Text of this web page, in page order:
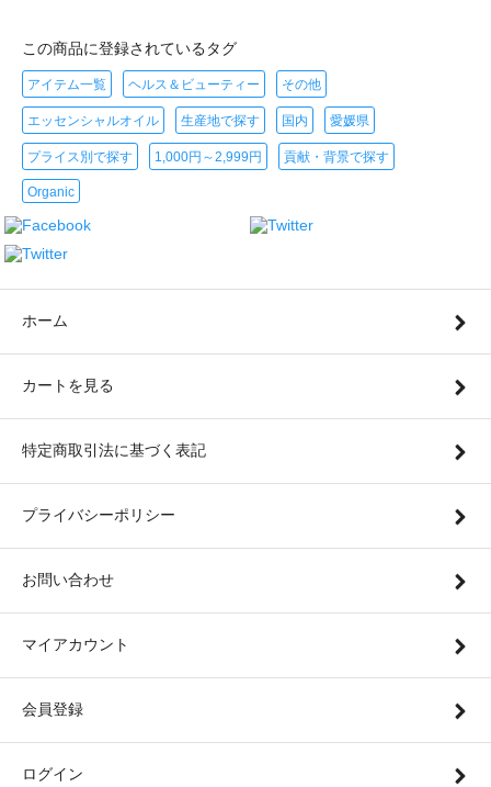
この商品に登録されているタグ
アイテム一覧 ヘルス＆ビューティー その他
エッセンシャルオイル 生産地で探す 国内 愛媛県
プライス別で探す 1,000円～2,999円 貢献・背景で探す
Organic
ホーム
カートを見る
特定商取引法に基づく表記
プライバシーポリシー
お問い合わせ
マイアカウント
会員登録
ログイン